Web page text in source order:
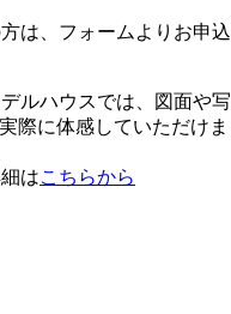
ルハウスでは、図面や写
際に体感していただけま
はこちらから